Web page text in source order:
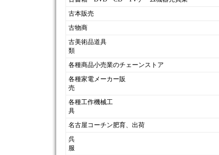
古本販売
古物商
古美術品道具
各種商品小売業のチェーンストア
各種家電メーカー販
売
各種工作機械工
具
名古屋コーチン肥育、出荷
呉